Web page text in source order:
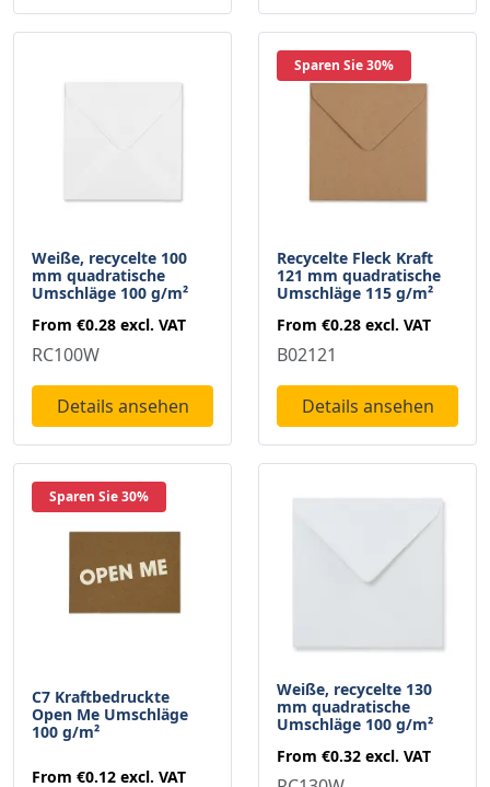
Weiße, recycelte 100
mm quadratische
Umschläge 100 g/m²
From €0.28 excl. VAT
RC100W
Details ansehen
Sparen Sie 30%
Recycelte Fleck Kraft
121 mm quadratische
Umschläge 115 g/m²
From €0.28 excl. VAT
B02121
Details ansehen
Sparen Sie 30%
C7 Kraftbedruckte
Open Me Umschläge
100 g/m²
From €0.12 excl. VAT
Weiße, recycelte 130
mm quadratische
Umschläge 100 g/m²
From €0.32 excl. VAT